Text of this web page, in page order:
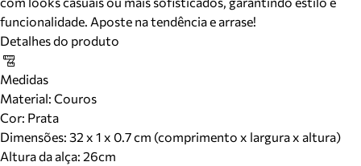
funcionalidade. Aposte na tendência e arrase!
Detalhes do produto
Medidas
Material: Couros
Cor: Prata
Dimensões: 32 x 1 x 0.7 cm (comprimento x largura x altura)
Altura da alça: 26cm